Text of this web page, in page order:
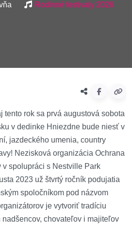
Rodinné festivaly 2026
tento rok sa prvá augustová sobota
v dedinke Hniezdne bude niesť v
jazdeckého umenia, country
Nezisková organizácia Ochrana
v spolupráci s Nestville Park
2023 už štvrtý ročník podujatia
spoločníkom pod názvom
je vytvoriť tradíciu
nadšencov, chovateľov i majiteľov